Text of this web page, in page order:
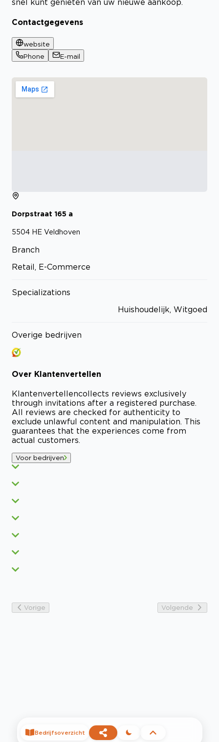
snel kunt genieten van uw nieuwe aankoop.
Contactgegevens
website
Phone
E-mail
Dorpstraat 165 a
5504 HE Veldhoven
Branch
Retail, E-Commerce
Specializations
Huishoudelijk, Witgoed
Overige bedrijven
Over Klantenvertellen
Klantenvertellencollects reviews exclusively
through invitations after a registered purchase.
All reviews are checked for authenticity to
exclude unlawful content and manipulation. This
guarantees that the experiences come from
actual customers.
Voor bedrijven
Vorige Volgende
Bedrijfsoverzicht